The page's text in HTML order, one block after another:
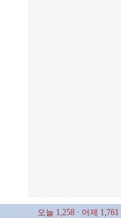
오늘 1,258 · 어제 1,761